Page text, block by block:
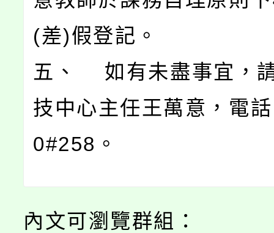
(差)假登記。
五、 如有未盡事宜，
技中心主任王萬意，電
0#258。
內文可瀏覽群組：